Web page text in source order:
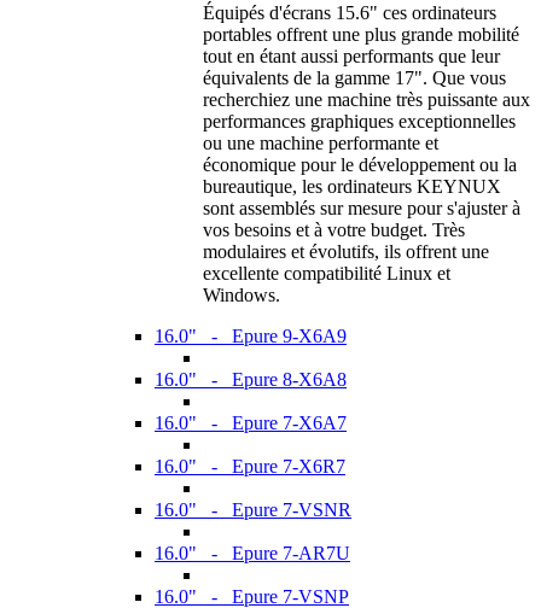
Équipés d'écrans 15.6" ces ordinateurs
portables offrent une plus grande mobilité
tout en étant aussi performants que leur
équivalents de la gamme 17". Que vous
recherchiez une machine très puissante aux
performances graphiques exceptionnelles
ou une machine performante et
économique pour le développement ou la
bureautique, les ordinateurs KEYNUX
sont assemblés sur mesure pour s'ajuster à
vos besoins et à votre budget. Très
modulaires et évolutifs, ils offrent une
excellente compatibilité Linux et
Windows.
16.0" - Epure 9-X6A9
16.0" - Epure 8-X6A8
16.0" - Epure 7-X6A7
16.0" - Epure 7-X6R7
16.0" - Epure 7-VSNR
16.0" - Epure 7-AR7U
16.0" - Epure 7-VSNP